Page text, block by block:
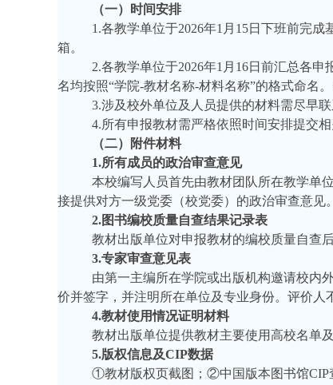
（一）时间安排
1.各教学单位于2026年1月15日下班前完
箱。
2.各教学单位于2026年1月16日前汇总各
名均按照“学院-教材名称-材料名称”的格式命名
3.涉及校外单位及人员提供的材料需尽早
4.所有申报教材需严格依照时间安排提交相
（二）附件材料
1.所有成员的政治审查意见
本校编写人员首先由教材团队所在教学单
接提供对方一级党委（校党委）的政治审查意见。
2.图书编校质量自查结果记录表
教材出版单位对申报教材的编校质量自查
3.专家审查意见表
由第一主编所在学院或出版机构邀请校内
价并签字，并注明所在单位及专业身份。评价人
4.教材使用情况证明材料
教材出版单位提供教材主要使用高校名单
5.版权信息及CIP数据
①教材版权页截图；②中国版本图书馆CIP